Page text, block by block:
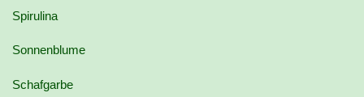
Spirulina
Sonnenblume
Schafgarbe